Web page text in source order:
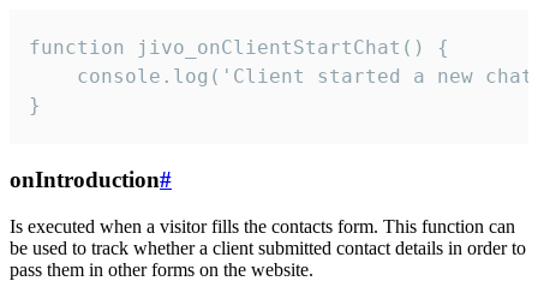
function jivo_onClientStartChat() {
console.log('Client started a new
}
onIntroduction#
Is executed when a visitor fills the contacts form. This function can
be used to track whether a client submitted contact details in order to
pass them in other forms on the website.